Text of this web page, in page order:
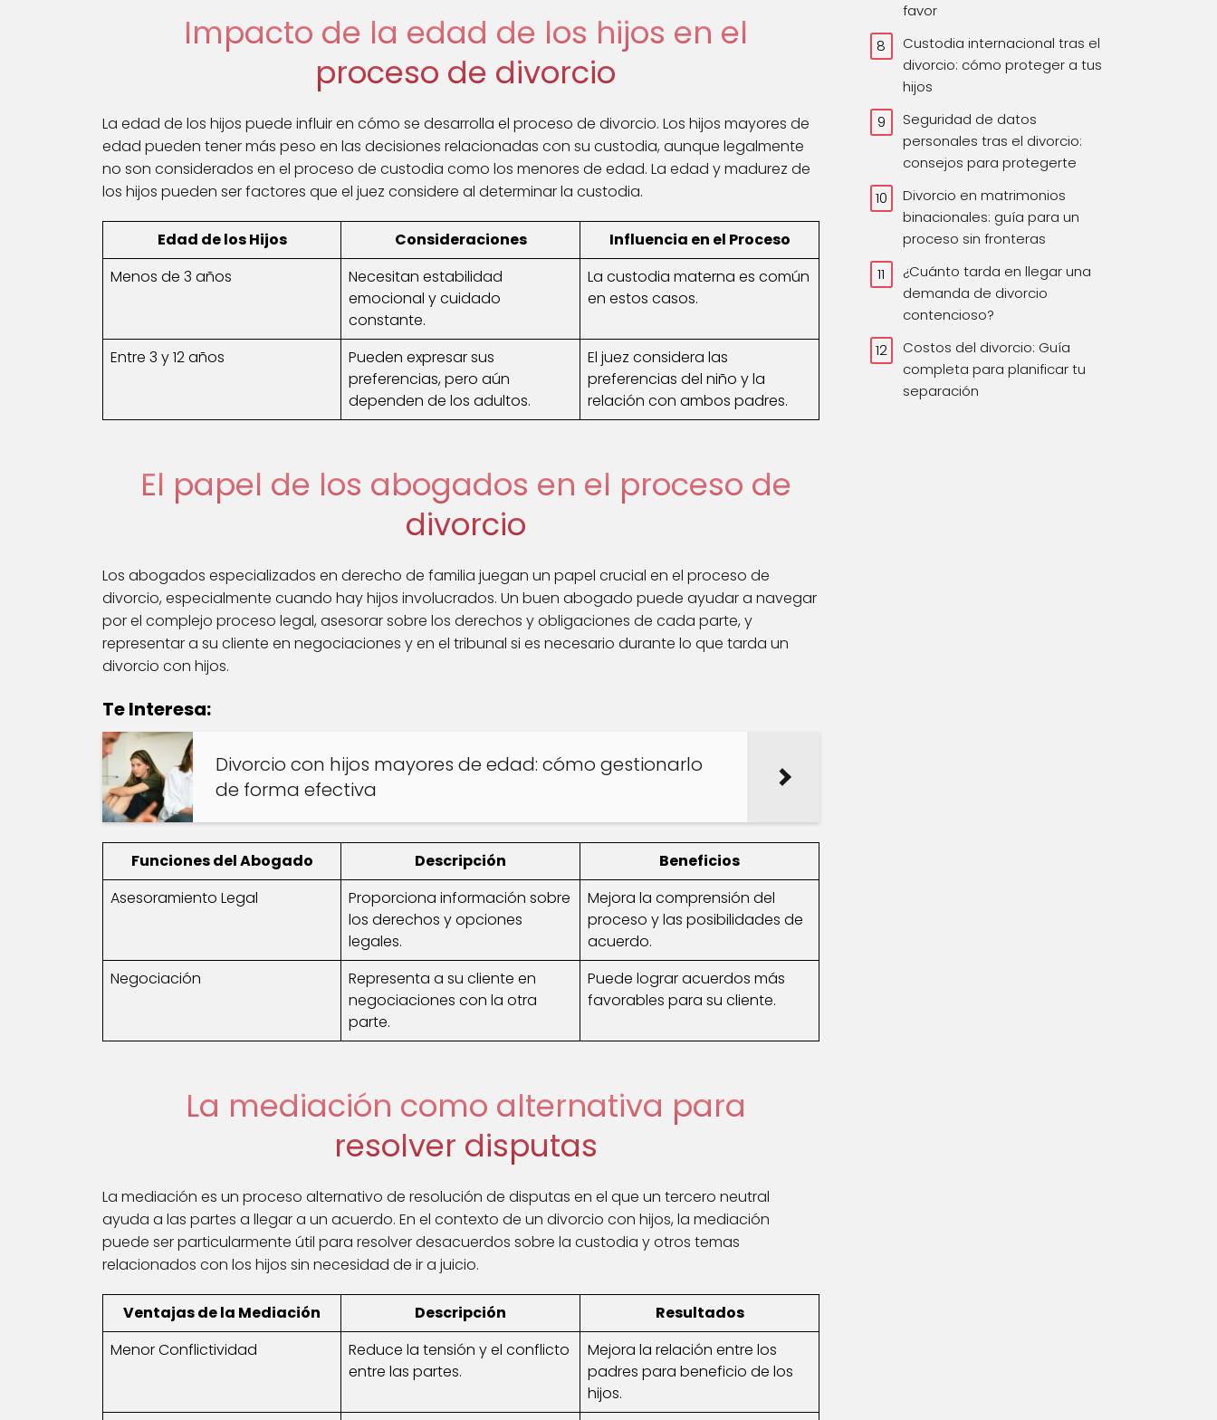
Impacto de la edad de los hijos en el
proceso de divorcio
La edad de los hijos puede influir en cómo se desarrolla el proceso de divorcio. Los hijos mayores de
edad pueden tener más peso en las decisiones relacionadas con su custodia, aunque legalmente
no son considerados en el proceso de custodia como los menores de edad. La edad y madurez de
los hijos pueden ser factores que el juez considere al determinar la custodia.
Edad de los Hijos Consideraciones
Influencia en el Proceso
Menos de 3 años
Necesitan estabilidad
emocional y cuidado
constante.
La custodia materna es común
en estos casos.
Entre 3 y 12 años
Pueden expresar sus
preferencias, pero aún
dependen de los adultos.
El juez considera las
preferencias del niño y la
relación con ambos padres.
El papel de los abogados en el proceso de
divorcio
Los abogados especializados en derecho de familia juegan un papel crucial en el proceso de
divorcio, especialmente cuando hay hijos involucrados. Un buen abogado puede ayudar a navegar
por el complejo proceso legal, asesorar sobre los derechos y obligaciones de cada parte, y
representar a su cliente en negociaciones y en el tribunal si es necesario durante lo que tarda un
divorcio con hijos.
Te Interesa:
Divorcio con hijos mayores de edad: cómo gestionarlo
de forma efectiva
Funciones del Abogado Descripción
Beneficios
Asesoramiento Legal
Proporciona información sobre
los derechos y opciones
legales.
Mejora la comprensión del
proceso y las posibilidades de
acuerdo.
Negociación
Representa a su cliente en
negociaciones con la otra
parte.
Puede lograr acuerdos más
favorables para su cliente.
La mediación como alternativa para
resolver disputas
La mediación es un proceso alternativo de resolución de disputas en el que un tercero neutral
ayuda a las partes a llegar a un acuerdo. En el contexto de un divorcio con hijos, la mediación
puede ser particularmente útil para resolver desacuerdos sobre la custodia y otros temas
relacionados con los hijos sin necesidad de ir a juicio.
Ventajas de la Mediación Descripción
Resultados
Menor Conflictividad
Reduce la tensión y el conflicto
entre las partes.
Mejora la relación entre los
padres para beneficio de los
hijos.
favor
Custodia internacional tras el
divorcio: cómo proteger a tus
hijos
Seguridad de datos
personales tras el divorcio:
consejos para protegerte
Divorcio en matrimonios
binacionales: guía para un
proceso sin fronteras
¿Cuánto tarda en llegar una
demanda de divorcio
contencioso?
Costos del divorcio: Guía
completa para planificar tu
separación